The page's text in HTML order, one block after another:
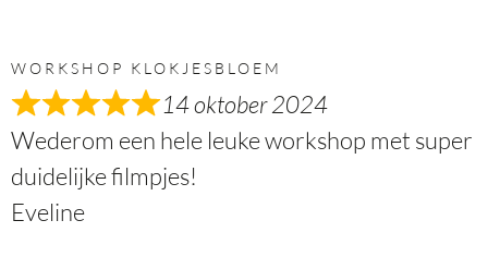
WORKSHOP KLOKJESBLOEM
14 oktober 2024
Wederom een hele leuke workshop met super
duidelijke filmpjes!
Eveline